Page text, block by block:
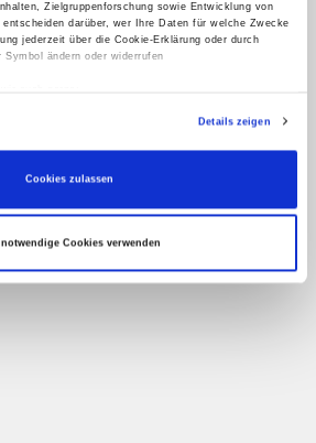
Zielgruppenforschung sowie Entwicklung von
darüber, wer Ihre Daten für welche Zwecke
jederzeit über die Cookie-Erklärung oder durch
ändern oder widerrufen
Ihre persönlichen Daten verarbeitet werden, und legen
und die Zugriffe auf unsere Website zu analysieren.
Details zeigen
Cookies zulassen
Cookies verwenden